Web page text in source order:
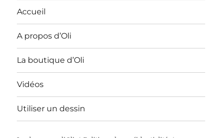
Accueil
A propos d’Oli
La boutique d’Oli
Vidéos
Utiliser un dessin